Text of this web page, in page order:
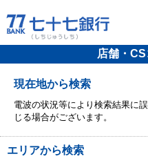
店舗・
現在地から検索
電波の状況等により検索結果に
じる場合がございます。
エリアから検索